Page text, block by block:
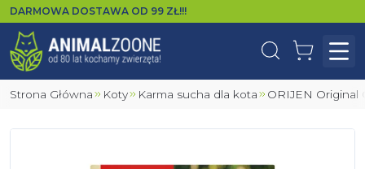
DARMOWA DOSTAWA OD 99 ZŁ!!!
WyszukajKoszyk
Strona Główna Koty Karma sucha dla kota ORIJEN Original